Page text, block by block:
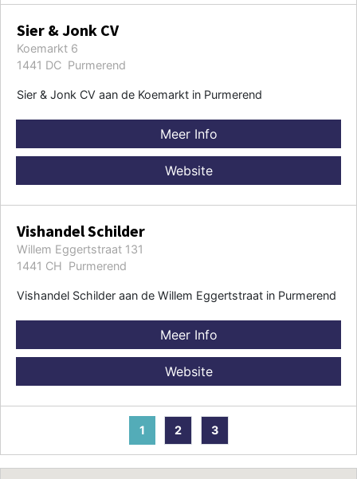
Sier & Jonk CV
Koemarkt 6
1441 DC Purmerend
Sier & Jonk CV aan de Koemarkt in Purmerend
Meer Info
Website
Vishandel Schilder
Willem Eggertstraat 131
1441 CH Purmerend
Vishandel Schilder aan de Willem Eggertstraat in Purmerend
Meer Info
Website
1 2 3